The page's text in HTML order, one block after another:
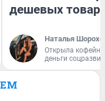
дешевых
Наталья
Открыла
деньги